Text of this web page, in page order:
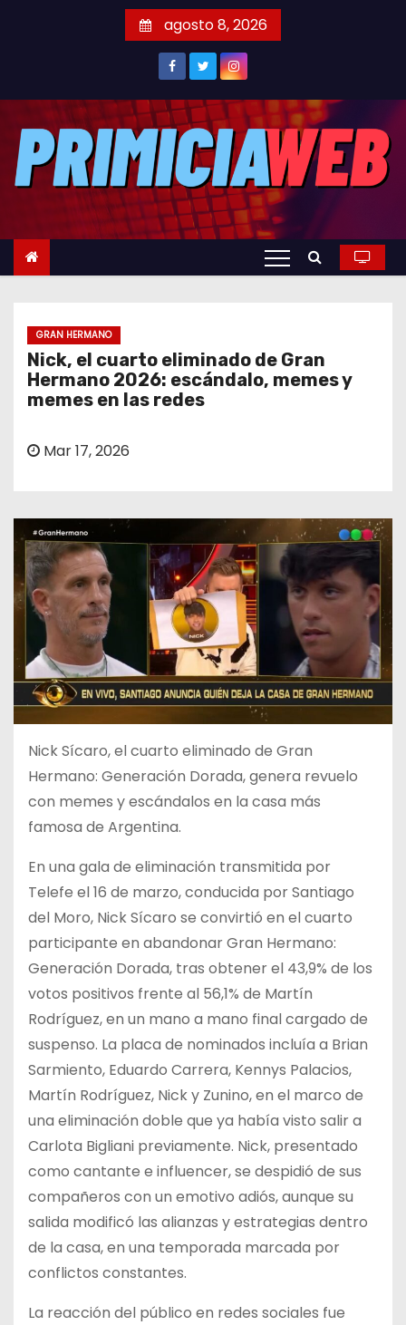
o
agosto 8, 2026
GRAN HERMANO
Nick, el cuarto eliminado de Gran
Hermano 2026: escándalo, memes y
memes en las redes
Mar 17, 2026
Nick Sícaro, el cuarto eliminado de Gran
Hermano: Generación Dorada, genera revuelo
con memes y escándalos en la casa más
famosa de Argentina.
En una gala de eliminación transmitida por
Telefe el 16 de marzo, conducida por Santiago
del Moro, Nick Sícaro se convirtió en el cuarto
participante en abandonar Gran Hermano:
Generación Dorada, tras obtener el 43,9% de los
votos positivos frente al 56,1% de Martín
Rodríguez, en un mano a mano final cargado de
suspenso. La placa de nominados incluía a Brian
Sarmiento, Eduardo Carrera, Kennys Palacios,
Martín Rodríguez, Nick y Zunino, en el marco de
una eliminación doble que ya había visto salir a
Carlota Bigliani previamente. Nick, presentado
como cantante e influencer, se despidió de sus
compañeros con un emotivo adiós, aunque su
salida modificó las alianzas y estrategias dentro
de la casa, en una temporada marcada por
conflictos constantes.
La reacción del público en redes sociales fue